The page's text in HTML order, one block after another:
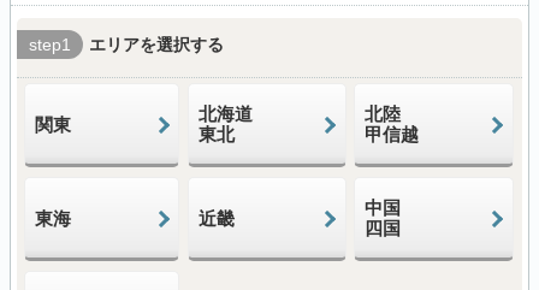
step1 エリアを選択する
関東
北海道
東北
北陸
甲信越
東海 近畿
中国
四国